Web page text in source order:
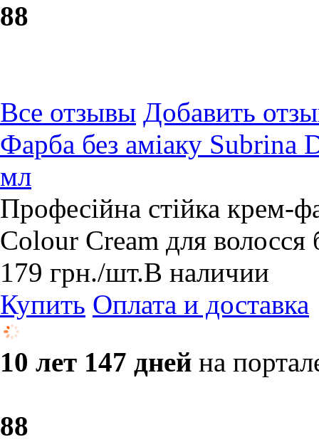
88
Все отзывы Добавить
Фарба без аміаку Subrina
мл
Професійна стійка крем-
Colour Cream для волосся
179 грн./шт.В наличии
Купить Оплата и доставка
10 лет 147 дней на
88